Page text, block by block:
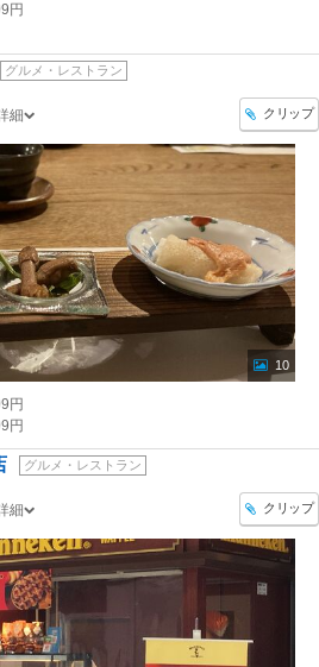
円
グルメ・レストラン
細 クリップ
10
円
円
グルメ・レストラン
細 クリップ